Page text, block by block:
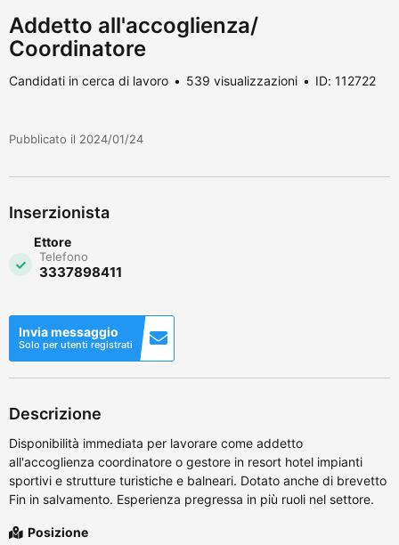
Addetto all'accoglienza/
Coordinatore
Candidati in cerca di lavoro 539 visualizzazioni ID: 112722
Pubblicato il 2024/01/24
Inserzionista
Ettore
Telefono
3337898411
Invia messaggio
Solo per utenti registrati
Descrizione
Disponibilità immediata per lavorare come addetto
all'accoglienza coordinatore o gestore in resort hotel impianti
sportivi e strutture turistiche e balneari. Dotato anche di brevetto
Fin in salvamento. Esperienza pregressa in più ruoli nel settore.
Posizione